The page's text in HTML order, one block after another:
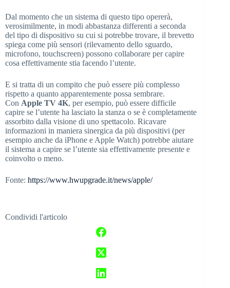
Dal momento che un sistema di questo tipo opererà,
verosimilmente, in modi abbastanza differenti a seconda
del tipo di dispositivo su cui si potrebbe trovare, il brevetto
spiega come più sensori (rilevamento dello sguardo,
microfono, touchscreen) possono collaborare per capire
cosa effettivamente stia facendo l’utente.
E si tratta di un compito che può essere più complesso
rispetto a quanto apparentemente possa sembrare.
Con Apple TV 4K, per esempio, può essere difficile
capire se l’utente ha lasciato la stanza o se è completamente
assorbito dalla visione di uno spettacolo. Ricavare
informazioni in maniera sinergica da più dispositivi (per
esempio anche da iPhone e Apple Watch) potrebbe aiutare
il sistema a capire se l’utente sia effettivamente presente e
coinvolto o meno.
Fonte: https://www.hwupgrade.it/news/apple/
Condividi l'articolo